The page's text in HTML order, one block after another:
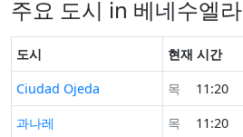
주요 도시 in 베네수엘라
도시
현재 시간
Ciudad Ojeda
목
11:20
과나레
목
11:20